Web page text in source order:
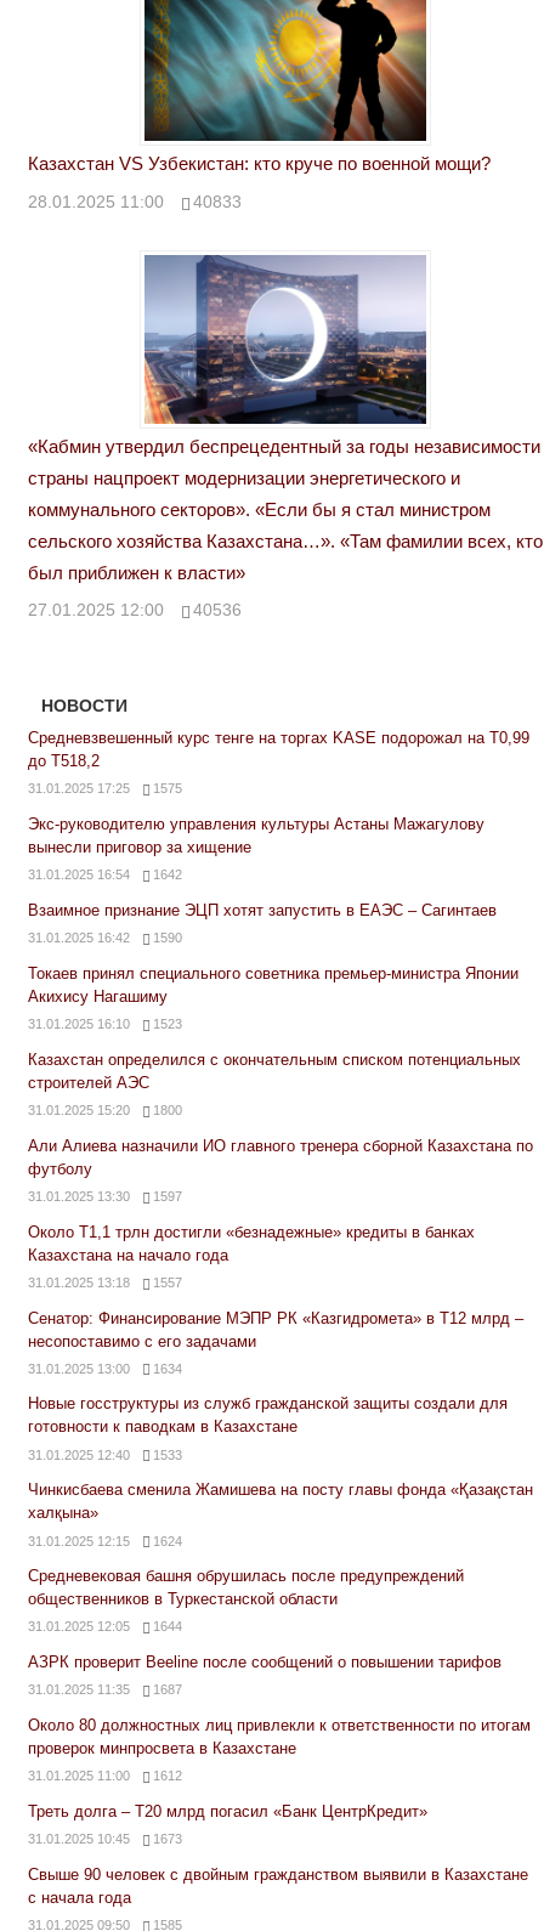
Казахстан VS Узбекистан: кто круче по военной мощи?
28.01.2025 11:00 40833
«Кабмин утвердил беспрецедентный за годы независимости
страны нацпроект модернизации энергетического и
коммунального секторов». «Если бы я стал министром
сельского хозяйства Казахстана…». «Там фамилии всех, кто
был приближен к власти»
27.01.2025 12:00 40536
НОВОСТИ
Средневзвешенный курс тенге на торгах KASE подорожал на Т0,99
до Т518,2
31.01.2025 17:25 1575
Экс-руководителю управления культуры Астаны Мажагулову
вынесли приговор за хищение
31.01.2025 16:54 1642
Взаимное признание ЭЦП хотят запустить в ЕАЭС – Сагинтаев
31.01.2025 16:42 1590
Токаев принял специального советника премьер-министра Японии
Акихису Нагашиму
31.01.2025 16:10 1523
Казахстан определился с окончательным списком потенциальных
строителей АЭС
31.01.2025 15:20 1800
Али Алиева назначили ИО главного тренера сборной Казахстана по
футболу
31.01.2025 13:30 1597
Около Т1,1 трлн достигли «безнадежные» кредиты в банках
Казахстана на начало года
31.01.2025 13:18 1557
Сенатор: Финансирование МЭПР РК «Казгидромета» в Т12 млрд –
несопоставимо с его задачами
31.01.2025 13:00 1634
Новые госструктуры из служб гражданской защиты создали для
готовности к паводкам в Казахстане
31.01.2025 12:40 1533
Чинкисбаева сменила Жамишева на посту главы фонда «Қазақстан
халқына»
31.01.2025 12:15 1624
Средневековая башня обрушилась после предупреждений
общественников в Туркестанской области
31.01.2025 12:05 1644
АЗРК проверит Beeline после сообщений о повышении тарифов
31.01.2025 11:35 1687
Около 80 должностных лиц привлекли к ответственности по итогам
проверок минпросвета в Казахстане
31.01.2025 11:00 1612
Треть долга – Т20 млрд погасил «Банк ЦентрКредит»
31.01.2025 10:45 1673
Свыше 90 человек с двойным гражданством выявили в Казахстане
с начала года
31.01.2025 09:50 1585